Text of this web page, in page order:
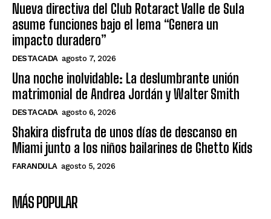
Nueva directiva del Club Rotaract Valle de Sula
asume funciones bajo el lema “Genera un
impacto duradero”
DESTACADA agosto 7, 2026
Una noche inolvidable: La deslumbrante unión
matrimonial de Andrea Jordán y Walter Smith
DESTACADA agosto 6, 2026
Shakira disfruta de unos días de descanso en
Miami junto a los niños bailarines de Ghetto Kids
FARANDULA agosto 5, 2026
MÁS POPULAR